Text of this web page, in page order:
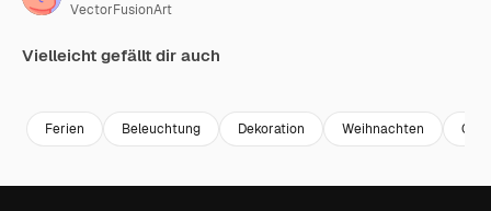
VectorFusionArt
Vielleicht gefällt dir auch
Ferien Beleuchtung Dekoration Weihnachten Gruß